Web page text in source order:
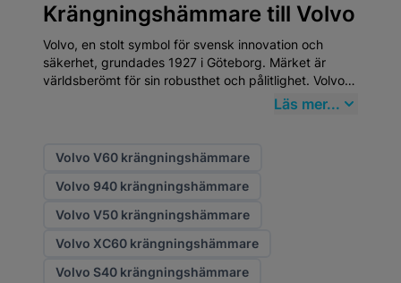
Krängningshämmare till Volvo
Volvo, en stolt symbol för svensk innovation och
säkerhet, grundades 1927 i Göteborg. Märket är
världsberömt för sin robusthet och pålitlighet. Volvo
är inte bara en bil; det är en del av den svenska
din Volvo fortsätter att prestera på toppnivå. Visste
du att Volvo uppfann trepunktsbältet 1959 och sedan
generöst gav bort patentet för att rädda liv världen
Läs mer...
Volvo V60 krängningshämmare
Volvo 940 krängningshämmare
Volvo V50 krängningshämmare
Volvo XC60 krängningshämmare
Volvo S40 krängningshämmare